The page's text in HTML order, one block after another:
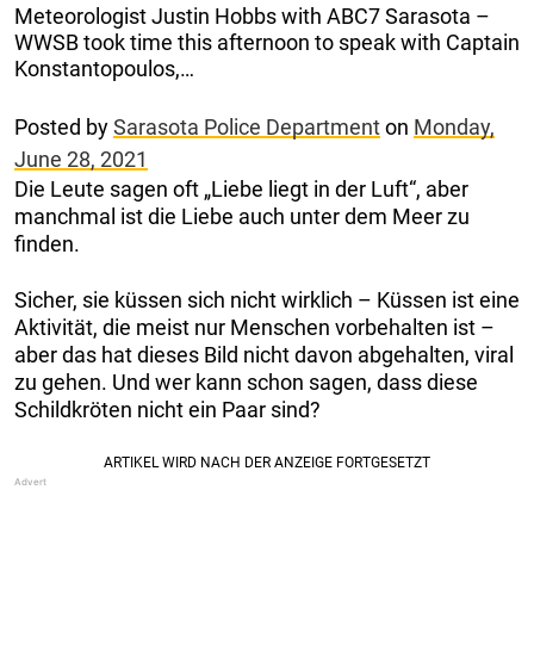
Meteorologist Justin Hobbs with ABC7 Sarasota –
WWSB took time this afternoon to speak with Captain
Konstantopoulos,…
Posted bySarasota Police Departmenton Monday,
June 28, 2021
Die Leute sagen oft „Liebe liegt in der Luft“, aber
manchmal ist die Liebe auch unter dem Meer zu
finden.
Sicher, sie küssen sich nicht wirklich – Küssen ist eine
Aktivität, die meist nur Menschen vorbehalten ist –
aber das hat dieses Bild nicht davon abgehalten, viral
zu gehen. Und wer kann schon sagen, dass diese
Schildkröten nicht ein Paar sind?